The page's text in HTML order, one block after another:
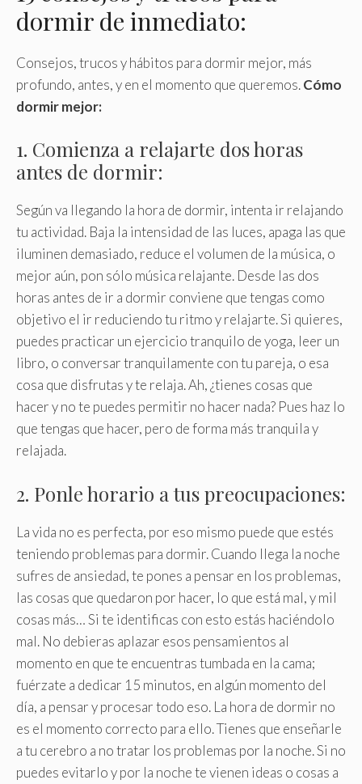
dormir de inmediato:
Consejos, trucos y hábitos para dormir mejor, más
profundo, antes, y en el momento que queremos.Cómo
dormir mejor:
1. Comienza a relajarte dos horas
antes de dormir:
Según va llegando la hora de dormir, intenta ir relajando
tu actividad. Baja la intensidad de las luces, apaga las que
iluminen demasiado, reduce el volumen de la música, o
mejor aún, pon sólo música relajante. Desde las dos
horas antes de ir a dormir conviene que tengas como
objetivo el ir reduciendo tu ritmo y relajarte. Si quieres,
puedes practicar un ejercicio tranquilo de yoga, leer un
libro, o conversar tranquilamente con tu pareja, o esa
cosa que disfrutas y te relaja. Ah, ¿tienes cosas que
hacer y no te puedes permitir no hacer nada? Pues haz lo
que tengas que hacer, pero de forma más tranquila y
relajada.
2. Ponle horario a tus preocupaciones:
La vida no es perfecta, por eso mismo puede que estés
teniendo problemas para dormir. Cuando llega la noche
sufres de ansiedad, te pones a pensar en los problemas,
las cosas que quedaron por hacer, lo que está mal, y mil
cosas más… Si te identificas con esto estás haciéndolo
mal. No debieras aplazar esos pensamientos al
momento en que te encuentras tumbada en la cama;
fuérzate a dedicar 15 minutos, en algún momento del
día, a pensar y procesar todo eso. La hora de dormir no
es el momento correcto para ello. Tienes que enseñarle
a tu cerebro a no tratar los problemas por la noche. Si no
puedes evitarlo y por la noche te vienen ideas o cosas a